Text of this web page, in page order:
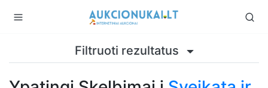
Filtruoti rezultatus